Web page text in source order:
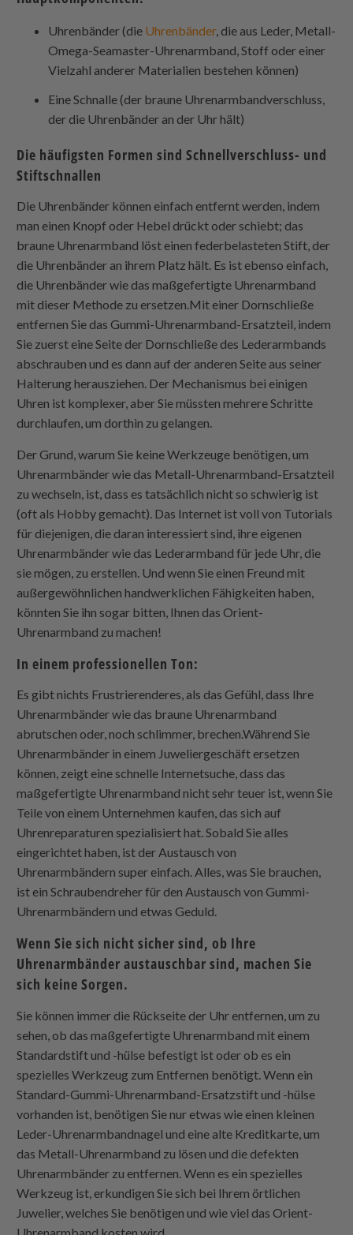
Uhrenbänder (die Uhrenbänder, die aus Leder, Metall-
Omega-Seamaster-Uhrenarmband, Stoff oder einer
Vielzahl anderer Materialien bestehen können)
Eine Schnalle (der braune Uhrenarmbandverschluss,
der die Uhrenbänder an der Uhr hält)
Die häufigsten Formen sind Schnellverschluss- und
Stiftschnallen
Die Uhrenbänder können einfach entfernt werden, indem
man einen Knopf oder Hebel drückt oder schiebt; das
braune Uhrenarmband löst einen federbelasteten Stift, der
die Uhrenbänder an ihrem Platz hält. Es ist ebenso einfach,
die Uhrenbänder wie das maßgefertigte Uhrenarmband
mit dieser Methode zu ersetzen.Mit einer Dornschließe
entfernen Sie das Gummi-Uhrenarmband-Ersatzteil, indem
Sie zuerst eine Seite der Dornschließe des Lederarmbands
abschrauben und es dann auf der anderen Seite aus seiner
Halterung herausziehen. Der Mechanismus bei einigen
Uhren ist komplexer, aber Sie müssten mehrere Schritte
durchlaufen, um dorthin zu gelangen.
Der Grund, warum Sie keine Werkzeuge benötigen, um
Uhrenarmbänder wie das Metall-Uhrenarmband-Ersatzteil
zu wechseln, ist, dass es tatsächlich nicht so schwierig ist
(oft als Hobby gemacht). Das Internet ist voll von Tutorials
für diejenigen, die daran interessiert sind, ihre eigenen
Uhrenarmbänder wie das Lederarmband für jede Uhr, die
sie mögen, zu erstellen. Und wenn Sie einen Freund mit
außergewöhnlichen handwerklichen Fähigkeiten haben,
könnten Sie ihn sogar bitten, Ihnen das Orient-
Uhrenarmband zu machen!
In einem professionellen Ton:
Es gibt nichts Frustrierenderes, als das Gefühl, dass Ihre
Uhrenarmbänder wie das braune Uhrenarmband
abrutschen oder, noch schlimmer, brechen.Während Sie
Uhrenarmbänder in einem Juweliergeschäft ersetzen
können, zeigt eine schnelle Internetsuche, dass das
maßgefertigte Uhrenarmband nicht sehr teuer ist, wenn Sie
Teile von einem Unternehmen kaufen, das sich auf
Uhrenreparaturen spezialisiert hat. Sobald Sie alles
eingerichtet haben, ist der Austausch von
Uhrenarmbändern super einfach. Alles, was Sie brauchen,
ist ein Schraubendreher für den Austausch von Gummi-
Uhrenarmbändern und etwas Geduld.
Wenn Sie sich nicht sicher sind, ob Ihre
Uhrenarmbänder austauschbar sind, machen Sie
sich keine Sorgen.
Sie können immer die Rückseite der Uhr entfernen, um zu
sehen, ob das maßgefertigte Uhrenarmband mit einem
Standardstift und -hülse befestigt ist oder ob es ein
spezielles Werkzeug zum Entfernen benötigt. Wenn ein
Standard-Gummi-Uhrenarmband-Ersatzstift und -hülse
vorhanden ist, benötigen Sie nur etwas wie einen kleinen
Leder-Uhrenarmbandnagel und eine alte Kreditkarte, um
das Metall-Uhrenarmband zu lösen und die defekten
Uhrenarmbänder zu entfernen. Wenn es ein spezielles
Werkzeug ist, erkundigen Sie sich bei Ihrem örtlichen
Juwelier, welches Sie benötigen und wie viel das Orient-
Uhrenarmband kosten wird.